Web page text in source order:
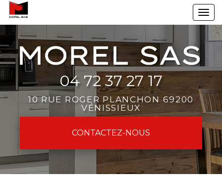
Aller
au
principal
04 72 37 27 17
10 RUE ROGER PLANCHON 69200
VÉNISSIEUX
CONTACTEZ-NOUS